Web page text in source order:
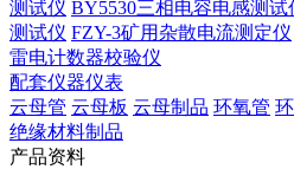
测试仪 BY5530三相电容电感测试
测试仪 FZY-3矿用杂散电流测定仪
雷电计数器校验仪
配套仪器仪表
云母管 云母板 云母制品 环氧管
绝缘材料制品
产品资料